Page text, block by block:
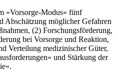
»Vorsorge-Modus« fünf
Abschätzung möglicher Gefahren
(2) For­schungsförderung,
bei Vorsorge und Reaktion,
Ver­teilung medizinischer Güter,
und Stärkung der